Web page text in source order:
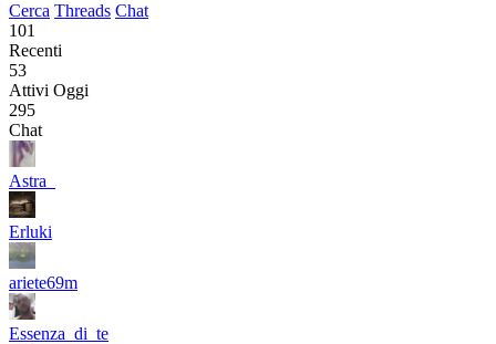
Cerca Threads Chat
101
Recenti
53
Attivi Oggi
295
Chat
Astra_
Erluki
ariete69m
Essenza_di_te